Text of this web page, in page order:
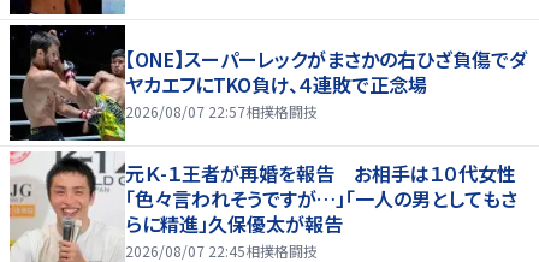
【ONE】スーパーレックがまさかの右ひざ負傷でダ
ヤカエフにTKO負け、４連敗で正念場
2026/08/07 22:57相撲格闘技
元Ｋ-１王者が再婚を報告 お相手は１０代女性
「色々言われそうですが…」「一人の男としてもさ
らに精進」久保優太が報告
2026/08/07 22:45相撲格闘技